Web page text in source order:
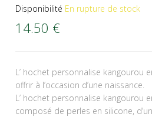
Disponibilité En rupture de stock
14.50 €
L’ hochet personnalise kangourou
offrir à l’occasion d’une naissance.
L’ hochet personnalise kangourou
composé de perles en silicone,